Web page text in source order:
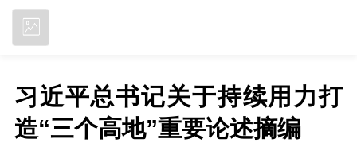
习近平总书记关于持续用力打
造“三个高地”重要论述摘编